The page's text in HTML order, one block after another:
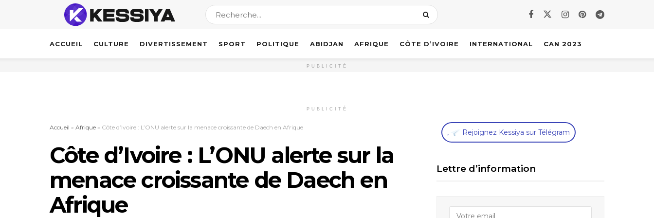
ACCUEIL CULTURE DIVERTISSEMENT SPORT POLITIQUE ABIDJAN AFRIQUE CÔTE D’IVOIRE INTERNATIONAL CAN 2023
PUBLICITÉ
PUBLICITÉ
Accueil » Afrique » Côte d’Ivoire : L’ONU alerte sur la menace croissante de Daech en Afrique
Côte d’Ivoire : L’ONU alerte sur la
menace croissante de Daech en
Afrique
, Rejoignez Kessiya sur Télégram
Lettre d’information